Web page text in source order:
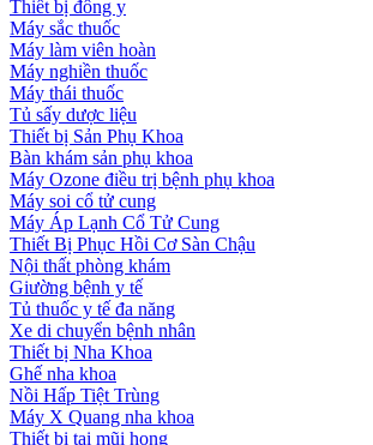
Thiết bị đông y
Máy sắc thuốc
Máy làm viên hoàn
Máy nghiền thuốc
Máy thái thuốc
Tủ sấy dược liệu
Thiết bị Sản Phụ Khoa
Bàn khám sản phụ khoa
Máy Ozone điều trị bệnh phụ khoa
Máy soi cổ tử cung
Máy Áp Lạnh Cổ Tử Cung
Thiết Bị Phục Hồi Cơ Sàn Chậu
Nội thất phòng khám
Giường bệnh y tế
Tủ thuốc y tế đa năng
Xe di chuyển bệnh nhân
Thiết bị Nha Khoa
Ghế nha khoa
Nồi Hấp Tiệt Trùng
Máy X Quang nha khoa
Thiết bị tai mũi họng